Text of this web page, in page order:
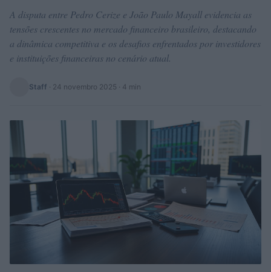
A disputa entre Pedro Cerize e João Paulo Mayall evidencia as
tensões crescentes no mercado financeiro brasileiro, destacando
a dinâmica competitiva e os desafios enfrentados por investidores
e instituições financeiras no cenário atual.
Staff · 24 novembro 2025 · 4 min